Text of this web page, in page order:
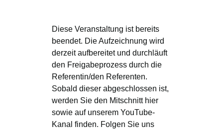
Diese Veranstaltung ist bereits
beendet. Die Aufzeichnung wird
derzeit aufbereitet und durchläuft
den Freigabeprozess durch die
Referentin/den Referenten.
Sobald dieser abgeschlossen ist,
werden Sie den Mitschnitt hier
sowie auf unserem YouTube-
Kanal finden. Folgen Sie uns